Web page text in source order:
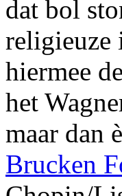
dat bol
religieuze
hiermee
het
maar dan
Brucken